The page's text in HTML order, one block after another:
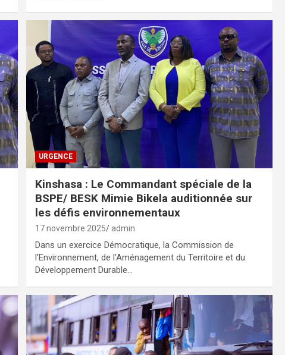
URGENCE
Kinshasa : Le Commandant spéciale de la
BSPE/ BESK Mimie Bikela auditionnée sur
les défis environnementaux
17 novembre 2025 admin
Dans un exercice Démocratique, la Commission de
l’Environnement, de l’Aménagement du Territoire et du
Développement Durable…